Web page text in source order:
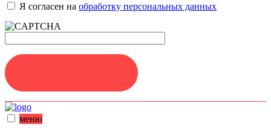
Я согласен на обработку персональных данных
меню